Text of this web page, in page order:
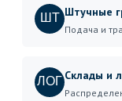
ШТ Штучные
Подача и
ЛОГ Склады и